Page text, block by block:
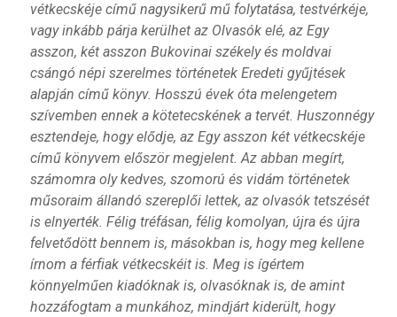
vétkecskéje című nagysikerű mű folytatása, testvérkéje,
vagy inkább párja kerülhet az Olvasók elé, az Egy
asszon, két asszon Bukovinai székely és moldvai
csángó népi szerelmes történetek Eredeti gyűjtések
alapján című könyv. Hosszú évek óta melengetem
szívemben ennek a kötetecskének a tervét. Huszonnégy
esztendeje, hogy elődje, az Egy asszon két vétkecskéje
című könyvem először megjelent. Az abban megírt,
számomra oly kedves, szomorú és vidám történetek
műsoraim állandó szereplői lettek, az olvasók tetszését
is elnyerték. Félig tréfásan, félig komolyan, újra és újra
felvetődött bennem is, másokban is, hogy meg kellene
írnom a férfiak vétkecskéit is. Meg is ígértem
könnyelműen kiadóknak is, olvasóknak is, de amint
hozzáfogtam a munkához, mindjárt kiderült, hogy